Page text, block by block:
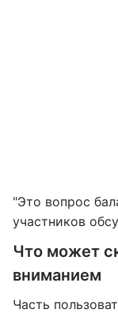
"Это вопрос
участников
Что может
вниманием
Часть